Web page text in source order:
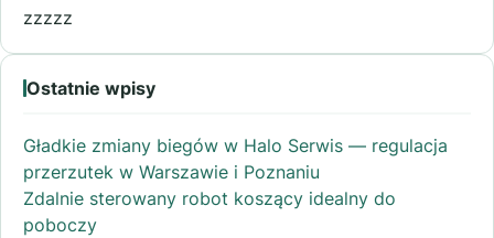
zzzzz
Ostatnie wpisy
Gładkie zmiany biegów w Halo Serwis — regulacja
przerzutek w Warszawie i Poznaniu
Zdalnie sterowany robot koszący idealny do
poboczy